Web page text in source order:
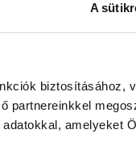
A
biztosításához,
partnereinkkel
amelyeket